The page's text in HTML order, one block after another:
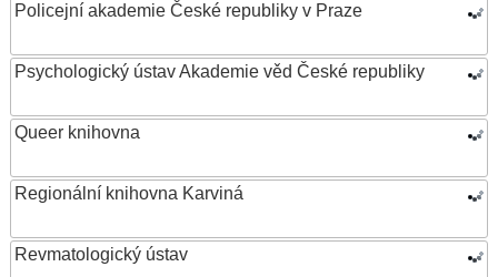
Policejní akademie České republiky v Praze
Psychologický ústav Akademie věd České republiky
Queer knihovna
Regionální knihovna Karviná
Revmatologický ústav